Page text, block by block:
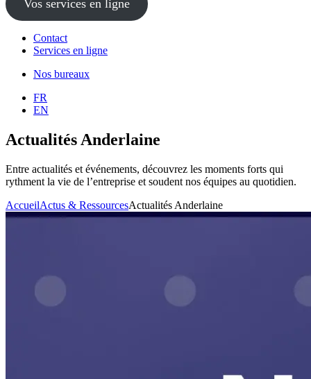
Vos services en ligne
Contact
Services en ligne
Nos bureaux
FR
EN
Actualités Anderlaine
Entre actualités et événements, découvrez les moments forts qui
rythment la vie de l’entreprise et soudent nos équipes au quotidien.
AccueilActus & RessourcesActualités Anderlaine